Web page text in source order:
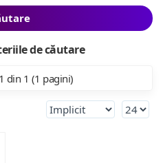
de căutare
din 1 (1 pagini)